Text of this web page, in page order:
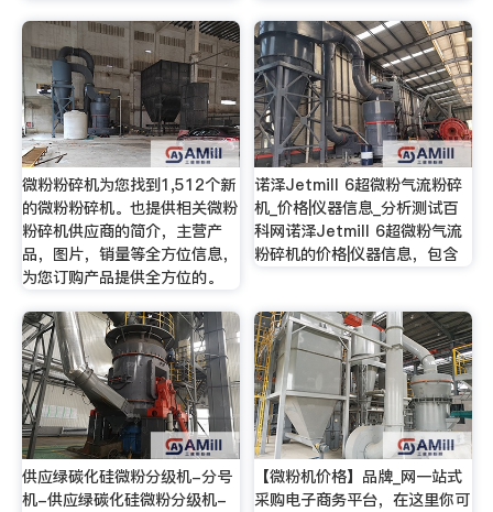
微粉粉碎机为您找到1,512个新
的微粉粉碎机。也提供相关微粉
粉碎机供应商的简介，主营产
品，图片，销量等全方位信息，
为您订购产品提供全方位的。
诺泽Jetmill 6超微粉气流粉碎
机_价格|仪器信息_分析测试百
科网诺泽Jetmill 6超微粉气流
粉碎机的价格|仪器信息，包含
供应绿碳化硅微粉分级机-分号
机-供应绿碳化硅微粉分级机-
【微粉机价格】品牌_网一站式
采购电子商务平台，在这里你可